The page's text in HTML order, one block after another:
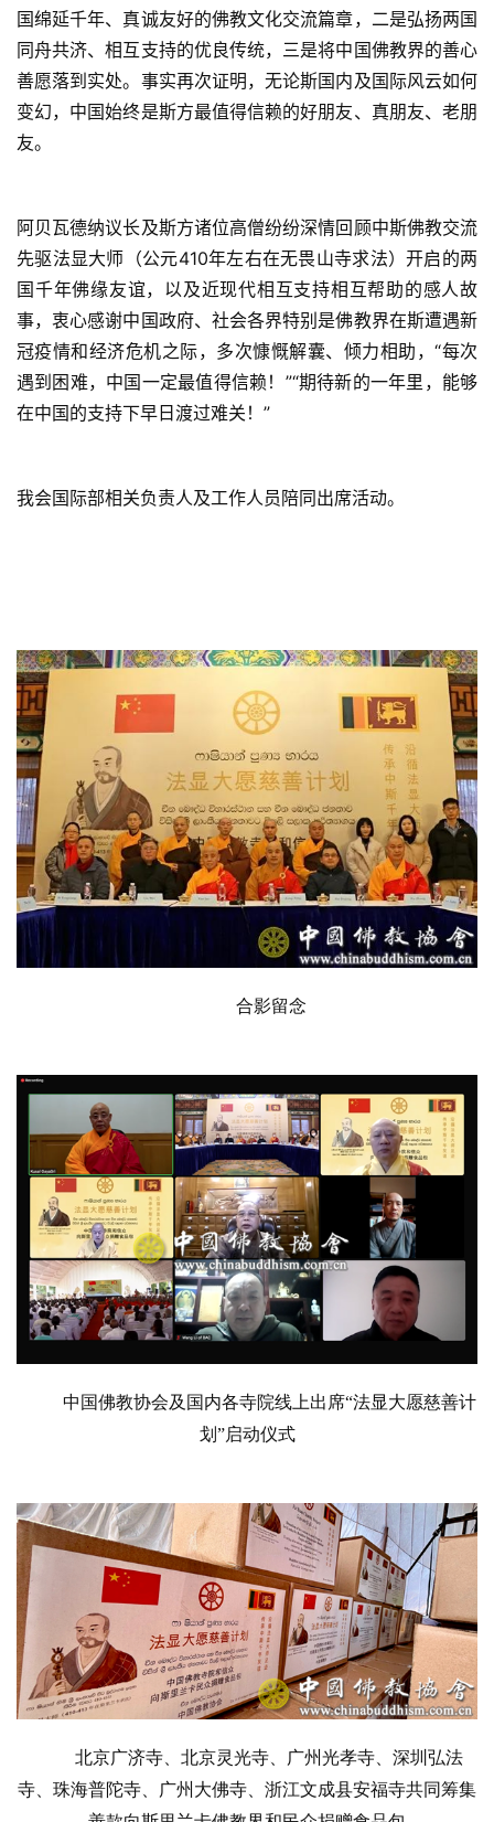
资
八
点
僧
音
心
乐
菩
提
专
题
益
国绵延千年、真诚友好的佛教文化交流篇章，二是弘扬两国
同舟共济、相互支持的优良传统，三是将中国佛教界的善心
善愿落到实处。事实再次证明，无论斯国内及国际风云如何
变幻，中国始终是斯方最值得信赖的好朋友、真朋友、老朋
友。
阿贝瓦德纳议长及斯方诸位高僧纷纷深情回顾中斯佛教交流
先驱法显大师（公元410年左右在无畏山寺求法）开启的两
国千年佛缘友谊，以及近现代相互支持相互帮助的感人故
事，衷心感谢中国政府、社会各界特别是佛教界在斯遭遇新
冠疫情和经济危机之际，多次慷慨解囊、倾力相助，“每次
遇到困难，中国一定最值得信赖！”“期待新的一年里，能够
在中国的支持下早日渡过难关！”
我会国际部相关负责人及工作人员陪同出席活动。
合影留念
中国佛教协会及国内各寺院线上出席“法显大愿慈善计
划”启动仪式
北京广济寺、北京灵光寺、广州光孝寺、深圳弘法
寺、珠海普陀寺、广州大佛寺、浙江文成县安福寺共同筹集